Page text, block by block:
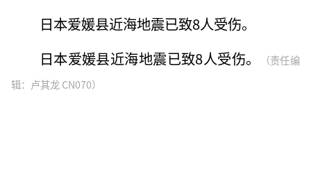
日本爱媛县近海地震已致8人受伤。
日本爱媛县近海地震已致8人受伤。
（责任编
辑：卢其龙 CN070）